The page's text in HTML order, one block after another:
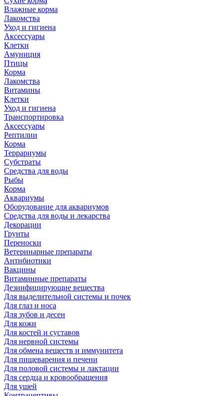
Влажные корма
Лакомства
Уход и гигиена
Аксессуары
Клетки
Амуниция
Птицы
Корма
Лакомства
Витамины
Клетки
Уход и гигиена
Транспортировка
Аксессуары
Рептилии
Корма
Террариумы
Субстраты
Средства для воды
Рыбы
Корма
Аквариумы
Оборудование для аквариумов
Средства для воды и лекарства
Декорации
Грунты
Переноски
Ветеринарные препараты
Антибиотики
Вакцины
Витаминные препараты
Дезинфицирующие вещества
Для выделительной системы и почек
Для глаз и носа
Для зубов и десен
Для кожи
Для костей и суставов
Для нервной системы
Для обмена веществ и иммунитета
Для пищеварения и печени
Для половой системы и лактации
Для сердца и кровообращения
Для ушей